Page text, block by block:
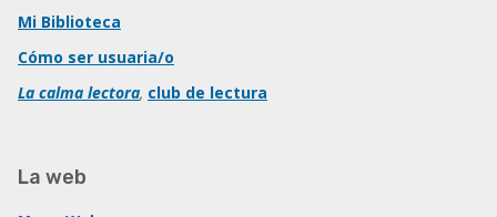
Mi Biblioteca
Cómo ser usuaria/o
La calma lectora, club de lectura
La web